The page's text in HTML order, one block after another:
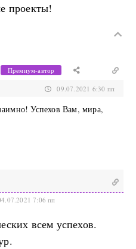
проекты!
Премиум-автор
09.07.2021 6:30 пп
Успехов Вам, мира,
7:06 пп
всем успехов.